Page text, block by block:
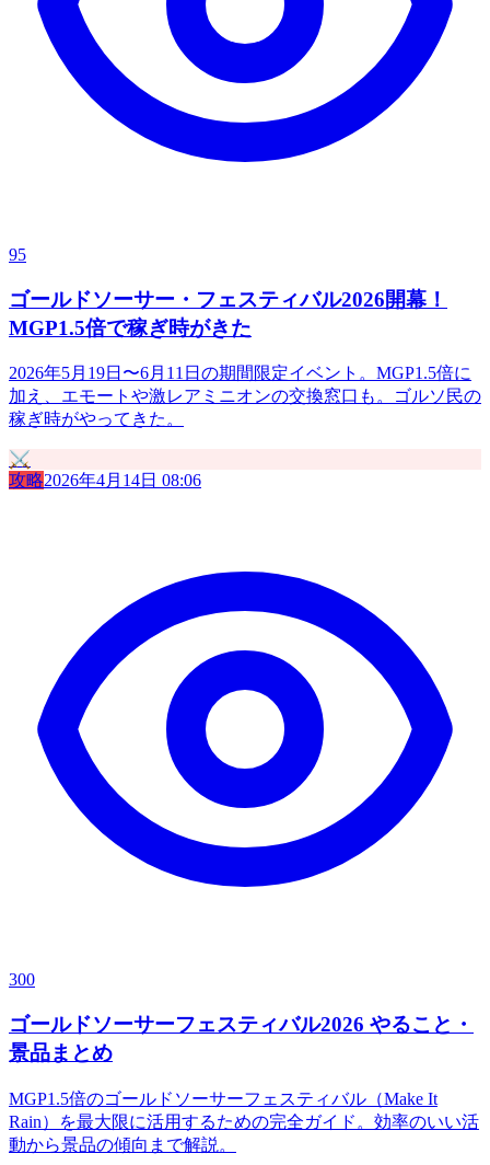
95
ゴールドソーサー・フェスティバル2026開幕！
MGP1.5倍で稼ぎ時がきた
2026年5月19日〜6月11日の期間限定イベント。MGP1.5倍に
加え、エモートや激レアミニオンの交換窓口も。ゴルソ民の
稼ぎ時がやってきた。
⚔️
攻略2026年4月14日 08:06
300
ゴールドソーサーフェスティバル2026 やること・
景品まとめ
MGP1.5倍のゴールドソーサーフェスティバル（Make It
Rain）を最大限に活用するための完全ガイド。効率のいい活
動から景品の傾向まで解説。